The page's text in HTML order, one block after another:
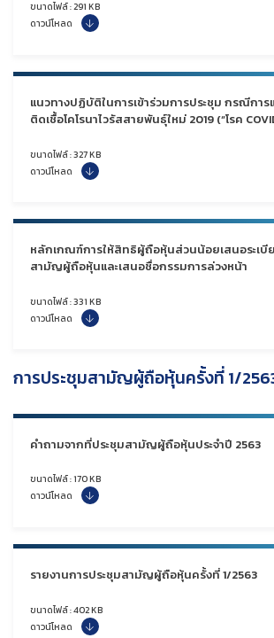
ขนาดไฟล์ : 291 KB
ดาวน์โหลด
แนวทางปฏิบัติในการเข้าร่วมการประชุม กรณีการ
ติดเชื้อโคโรนาไวรัสสายพันธุ์ใหม่ 2019 (“โรค
ขนาดไฟล์ : 327 KB
ดาวน์โหลด
หลักเกณฑ์การให้สิทธิผู้ถือหุ้นส่วนน้อยเสนอระเบีย
สามัญผู้ถือหุ้นและเสนอชื่อกรรมการล่วงหน้า
ขนาดไฟล์ : 331 KB
ดาวน์โหลด
การประชุมสามัญผู้ถือหุ้นครั้งที่ 1/
คำถามจากที่ประชุมสามัญผู้ถือหุ้นประจำปี 2563
ขนาดไฟล์ : 170 KB
ดาวน์โหลด
รายงานการประชุมสามัญผู้ถือหุ้นครั้งที่ 1/2563
ขนาดไฟล์ : 402 KB
ดาวน์โหลด